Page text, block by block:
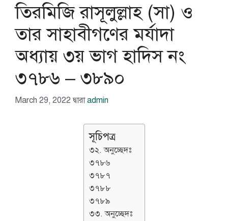
তিরমিজি রাসূলুল্লাহ (সা) ও
তার সাহাবীগণের মর্যাদা
অধ্যায় ৩য় ভাগ হাদিস নং
৩৭৮৬ – ৩৮৯০
March 29, 2022 দ্বারাadmin
সূচিপত্র
৩২. অনুচ্ছেদঃ
৩৭৮৬
৩৭৮৭
৩৭৮৮
৩৭৮৯
৩৩. অনুচ্ছেদঃ